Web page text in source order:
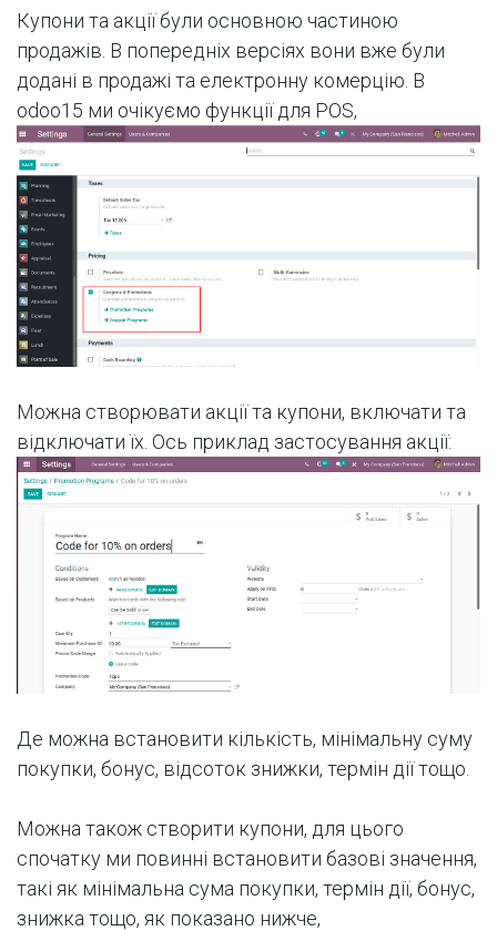
Купони та акції були основною частиною
продажів. В попередніх версіях вони вже були
додані в продажі та електронну комерцію. В
odoo15 ми очікуємо функції для POS,
Можна створювати акції та купони, включати та
відключати їх. Ось приклад застосування акції:
Де можна встановити кількість, мінімальну суму
покупки, бонус, відсоток знижки, термін дії тощо.
Можна також створити купони, для цього
спочатку ми повинні встановити базові значення,
такі як мінімальна сума покупки, термін дії, бонус,
знижка тощо, як показано нижче,